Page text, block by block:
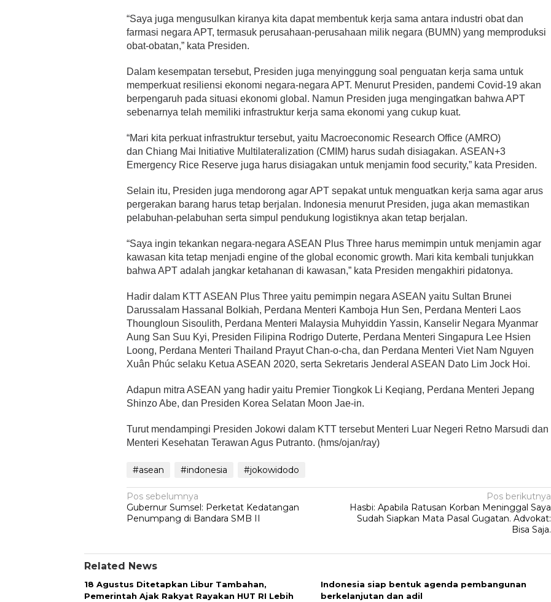
“Saya juga mengusulkan kiranya kita dapat membentuk kerja sama antara industri obat dan
farmasi negara APT, termasuk perusahaan-perusahaan milik negara (BUMN) yang memproduksi
obat-obatan,” kata Presiden.
Dalam kesempatan tersebut, Presiden juga menyinggung soal penguatan kerja sama untuk
memperkuat resiliensi ekonomi negara-negara APT. Menurut Presiden, pandemi Covid-19 akan
berpengaruh pada situasi ekonomi global. Namun Presiden juga mengingatkan bahwa APT
sebenarnya telah memiliki infrastruktur kerja sama ekonomi yang cukup kuat.
“Mari kita perkuat infrastruktur tersebut, yaitu Macroeconomic Research Office (AMRO)
dan Chiang Mai Initiative Multilateralization (CMIM) harus sudah disiagakan. ASEAN+3
Emergency Rice Reserve juga harus disiagakan untuk menjamin food security,” kata Presiden.
Selain itu, Presiden juga mendorong agar APT sepakat untuk menguatkan kerja sama agar arus
pergerakan barang harus tetap berjalan. Indonesia menurut Presiden, juga akan memastikan
pelabuhan-pelabuhan serta simpul pendukung logistiknya akan tetap berjalan.
“Saya ingin tekankan negara-negara ASEAN Plus Three harus memimpin untuk menjamin agar
kawasan kita tetap menjadi engine of the global economic growth. Mari kita kembali tunjukkan
bahwa APT adalah jangkar ketahanan di kawasan,” kata Presiden mengakhiri pidatonya.
Hadir dalam KTT ASEAN Plus Three yaitu pemimpin negara ASEAN yaitu Sultan Brunei
Darussalam Hassanal Bolkiah, Perdana Menteri Kamboja Hun Sen, Perdana Menteri Laos
Thoungloun Sisoulith, Perdana Menteri Malaysia Muhyiddin Yassin, Kanselir Negara Myanmar
Aung San Suu Kyi, Presiden Filipina Rodrigo Duterte, Perdana Menteri Singapura Lee Hsien
Loong, Perdana Menteri Thailand Prayut Chan-o-cha, dan Perdana Menteri Viet Nam Nguyen
Xuân Phúc selaku Ketua ASEAN 2020, serta Sekretaris Jenderal ASEAN Dato Lim Jock Hoi.
Adapun mitra ASEAN yang hadir yaitu Premier Tiongkok Li Keqiang, Perdana Menteri Jepang
Shinzo Abe, dan Presiden Korea Selatan Moon Jae-in.
Turut mendampingi Presiden Jokowi dalam KTT tersebut Menteri Luar Negeri Retno Marsudi dan
Menteri Kesehatan Terawan Agus Putranto. (hms/ojan/ray)
#asean #indonesia #jokowidodo
Navigasi
pos
Pos sebelumnya
Gubernur Sumsel: Perketat Kedatangan
Penumpang di Bandara SMB II
Pos berikutnya
Hasbi: Apabila Ratusan Korban Meninggal Saya
Sudah Siapkan Mata Pasal Gugatan. Advokat:
Bisa Saja.
Related News
18 Agustus Ditetapkan Libur Tambahan,
Pemerintah Ajak Rakyat Rayakan HUT RI Lebih
Indonesia siap bentuk agenda pembangunan
berkelanjutan dan adil